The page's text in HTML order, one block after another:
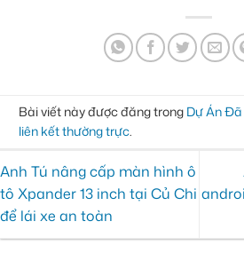
Bài viết này được đăng trong Dự Án
liên kết thường trực.
Anh Tú nâng cấp màn hình ô
tô Xpander 13 inch tại Củ Chi
để lái xe an toàn